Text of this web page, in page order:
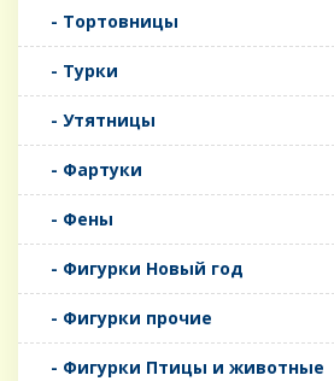
- Тортовницы
- Турки
- Утятницы
- Фартуки
- Фены
- Фигурки Новый год
- Фигурки прочие
- Фигурки Птицы и животные